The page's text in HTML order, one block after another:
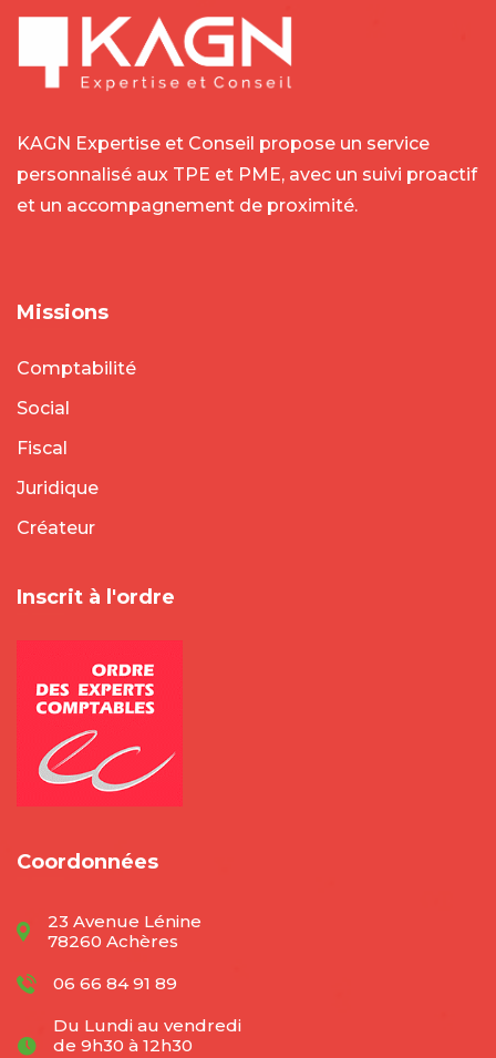
KAGN Expertise et Conseil propose un service
personnalisé aux TPE et PME, avec un suivi proactif
et un accompagnement de proximité.
Missions
Comptabilité
Social
Fiscal
Juridique
Créateur
Inscrit à l'ordre
Coordonnées
23 Avenue Lénine
78260 Achères
06 66 84 91 89
Du Lundi au vendredi
de 9h30 à 12h30